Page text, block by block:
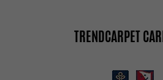
TRENDCARPET